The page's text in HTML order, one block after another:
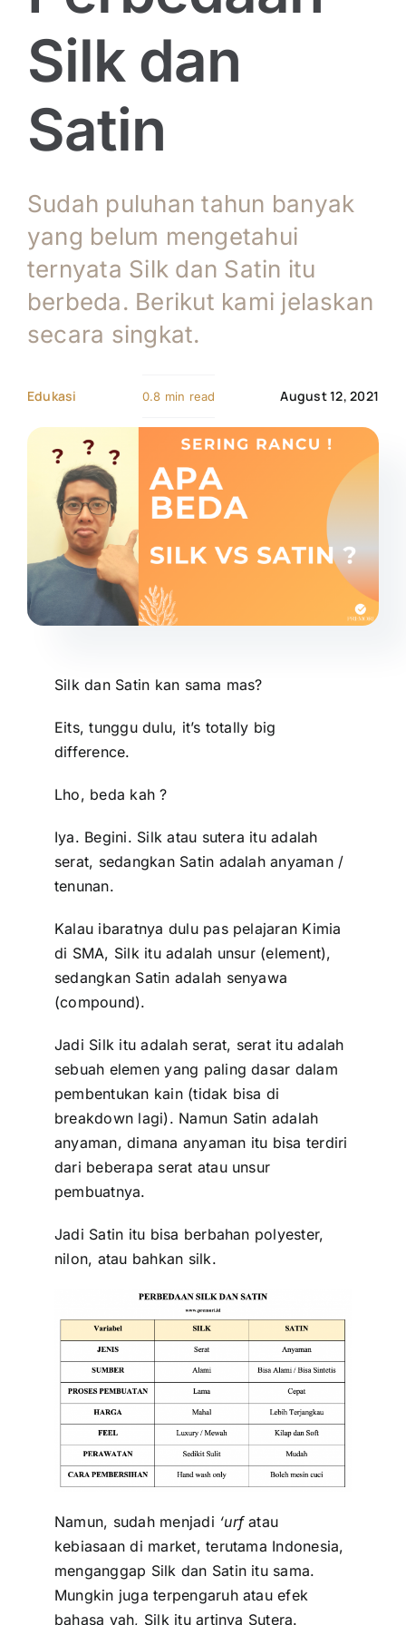
Silk dan
Satin
Sudah puluhan tahun banyak
yang belum mengetahui
ternyata Silk dan Satin itu
berbeda. Berikut kami jelaskan
secara singkat.
Edukasi 0.8 min read August 12, 2021
Silk dan Satin kan sama mas?
Eits, tunggu dulu, it’s totally big
difference.
Lho, beda kah ?
Iya. Begini. Silk atau sutera itu adalah
serat, sedangkan Satin adalah anyaman /
tenunan.
Kalau ibaratnya dulu pas pelajaran Kimia
di SMA, Silk itu adalah unsur (element),
sedangkan Satin adalah senyawa
(compound).
Jadi Silk itu adalah serat, serat itu adalah
sebuah elemen yang paling dasar dalam
pembentukan kain (tidak bisa di
breakdown lagi). Namun Satin adalah
anyaman, dimana anyaman itu bisa terdiri
dari beberapa serat atau unsur
pembuatnya.
Jadi Satin itu bisa berbahan polyester,
nilon, atau bahkan silk.
Namun, sudah menjadi ‘urfatau
kebiasaan di market, terutama Indonesia,
menganggap Silk dan Satin itu sama.
Mungkin juga terpengaruh atau efek
bahasa yah, Silk itu artinya Sutera.